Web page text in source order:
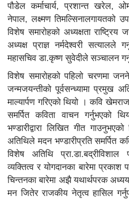
पौडेल कर्माचार्य, प्रशान्त खरेल,
नेपाल, लक्ष्मण तिमल्सिनालगायतको
विशेष समारोहको अध्यक्षता
अध्यक्ष प्राज्ञ नर्मदेश्वरी सत्यालले
महासचिव डा.कृष्ण सुवेदीले सञ्चालन
विशेष समारोहको पहिलो चरणमा
जन्मजयन्तीको पूर्वसन्ध्यामा प्रमुख
माल्यार्पण गरिएको थियो । कवि
समर्पित कविता वाचन गर्नुभएको
भण्डारीद्वारा लिखित गीत
अतिथिले मदन भण्डारीप्रति समर्पित
विशेष अतिथि
व्यक्तित्व र योगदानका बारेमा प्रकाश
चिन्तनका बारेमा अझै यथार्थपरक
मन जितेर राजकीय नेतृत्व हासिल